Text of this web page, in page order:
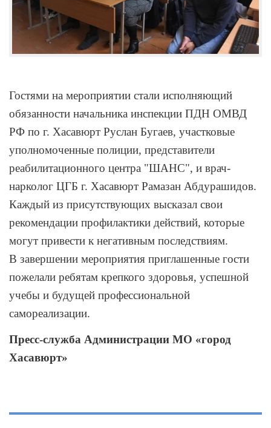
Гостями на мероприятии стали исполняющий
обязанности начальника инспекции ПДН ОМВД
РФ по г. Хасавюрт Руслан Бугаев, участковые
уполномоченные полиции, представители
реабилитационного центра "ШАНС", и врач-
нарколог ЦГБ г. Хасавюрт Рамазан Абдурашидов.
Каждый из присутствующих высказал свои
рекомендации профилактики действий, которые
могут привести к негативным последствиям.
В завершении мероприятия приглашенные гости
пожелали ребятам крепкого здоровья, успешной
учебы и будущей профессиональной
самореализации.
Пресс-служба Администрации МО «город
Хасавюрт»